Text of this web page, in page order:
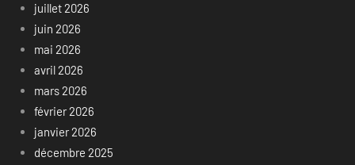
juillet 2026
juin 2026
mai 2026
avril 2026
mars 2026
février 2026
janvier 2026
décembre 2025